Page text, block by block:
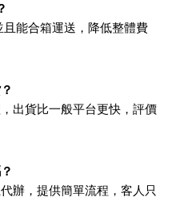
能合箱運送，降低整體費
出貨比一般平台更快，評價
辦，提供簡單流程，客人只